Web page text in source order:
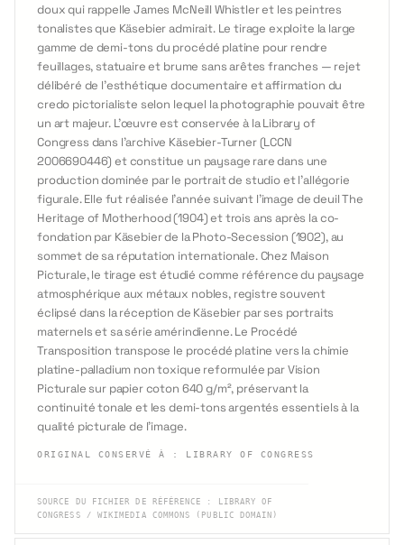
doux qui rappelle James McNeill Whistler et les peintres
tonalistes que Käsebier admirait. Le tirage exploite la large
gamme de demi-tons du procédé platine pour rendre
feuillages, statuaire et brume sans arêtes franches — rejet
délibéré de l'esthétique documentaire et affirmation du
credo pictorialiste selon lequel la photographie pouvait être
un art majeur. L'œuvre est conservée à la Library of
Congress dans l'archive Käsebier-Turner (LCCN
2006690446) et constitue un paysage rare dans une
production dominée par le portrait de studio et l'allégorie
figurale. Elle fut réalisée l'année suivant l'image de deuil The
Heritage of Motherhood (1904) et trois ans après la co-
fondation par Käsebier de la Photo-Secession (1902), au
sommet de sa réputation internationale. Chez Maison
Picturale, le tirage est étudié comme référence du paysage
atmosphérique aux métaux nobles, registre souvent
éclipsé dans la réception de Käsebier par ses portraits
maternels et sa série amérindienne. Le Procédé
Transposition transpose le procédé platine vers la chimie
platine-palladium non toxique reformulée par Vision
Picturale sur papier coton 640 g/m², préservant la
continuité tonale et les demi-tons argentés essentiels à la
qualité picturale de l'image.
ORIGINAL CONSERVÉ À : LIBRARY OF CONGRESS
SOURCE DU FICHIER DE RÉFÉRENCE :
LIBRARY OF
CONGRESS / WIKIMEDIA COMMONS (PUBLIC DOMAIN)